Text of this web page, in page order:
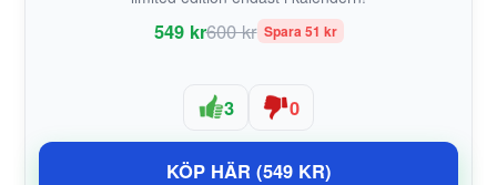
549 kr600 kr Spara 51 kr
3 0
KÖP HÄR (549 KR)